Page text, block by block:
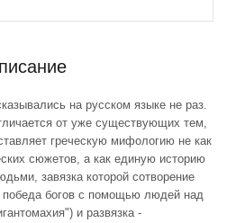
на русском языке не раз.
от уже существующих тем,
греческую мифологию не как
сюжетов, а как единую историю
завязка которой сотворение
богов с помощью людей над
и развязка -